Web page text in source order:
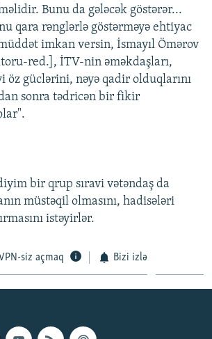
Bunu da gələcək göstərər...
qara rənglərlə göstərməyə ehtiyac
imkan versin, İsmayıl Ömərov
red.], İTV-nin əməkdaşları,
öz güclərini, nəyə qadir olduqlarını
sonra tədricən bir fikir
bir qrup sıravi vətəndaş da
müstəqil olmasını, hadisələri
istəyirlər.
siz açmaq Bizi izlə